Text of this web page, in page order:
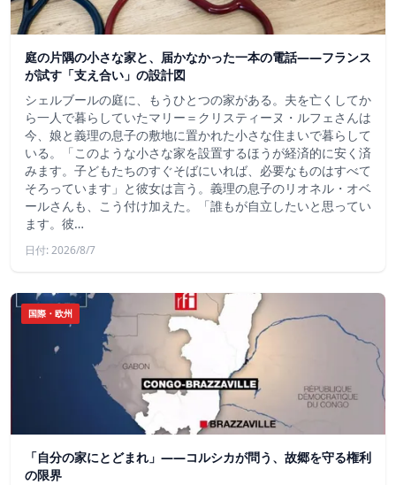
庭の片隅の小さな家と、届かなかった一本の電話——フランス
が試す「支え合い」の設計図
シェルブールの庭に、もうひとつの家がある。夫を亡くしてか
ら一人で暮らしていたマリー＝クリスティーヌ・ルフェさんは
今、娘と義理の息子の敷地に置かれた小さな住まいで暮らして
いる。「このような小さな家を設置するほうが経済的に安く済
みます。子どもたちのすぐそばにいれば、必要なものはすべて
そろっています」と彼女は言う。義理の息子のリオネル・オベ
ールさんも、こう付け加えた。「誰もが自立したいと思ってい
ます。彼…
日付: 2026/8/7
国際・欧州
「自分の家にとどまれ」——コルシカが問う、故郷を守る権利
の限界